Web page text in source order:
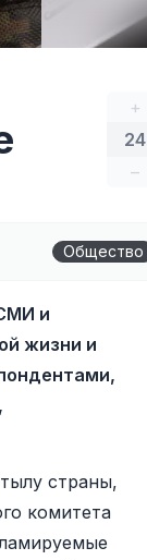
+
24
–
Общество
и
жизни и
страны,
комитета